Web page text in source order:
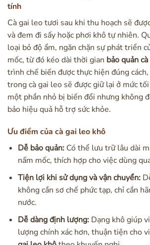
tính
Cà gai leo tươi sau khi thu hoạch sẽ
và đem đi sấy hoặc phơi khô tự nhiên.
loại bỏ độ ẩm, ngăn chặn sự phát triển
mốc, từ đó kéo dài thời gian bảo quản
trình chế biến được thực hiện đúng
trong cà gai leo sẽ được giữ lại ở mức
một phần nhỏ bị biến đổi nhưng không
bảo hiệu quả hỗ trợ sức khỏe.
Ưu điểm của cà gai leo khô
Dễ bảo quản:Có thể lưu trữ lâu dài
nấm mốc, thích hợp cho việc dùng
Tiện lợi khi sử dụng và vận chuyển:
không cần sơ chế phức tạp, chỉ cần
nước.
Dễ dàng định lượng:Dạng khô giúp
lượng chính xác hơn, thuận tiện cho